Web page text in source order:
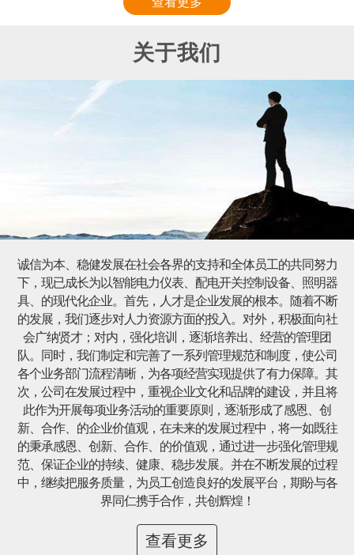
关于我们
诚信为本、稳健发展在社会各界的支持和全体员工的共同努力
下，现已成长为以智能电力仪表、配电开关控制设备、照明器
具、的现代化企业。首先，人才是企业发展的根本。随着不断
的发展，我们逐步对人力资源方面的投入。对外，积极面向社
会广纳贤才；对内，强化培训，逐渐培养出、经营的管理团
队。同时，我们制定和完善了一系列管理规范和制度，使公司
各个业务部门流程清晰，为各项经营实现提供了有力保障。其
次，公司在发展过程中，重视企业文化和品牌的建设，并且将
此作为开展每项业务活动的重要原则，逐渐形成了感恩、创
新、合作、的企业价值观，在未来的发展过程中，将一如既往
的秉承感恩、创新、合作、的价值观，通过进一步强化管理规
范、保证企业的持续、健康、稳步发展。并在不断发展的过程
中，继续把服务质量，为员工创造良好的发展平台，期盼与各
界同仁携手合作，共创辉煌！
查看更多